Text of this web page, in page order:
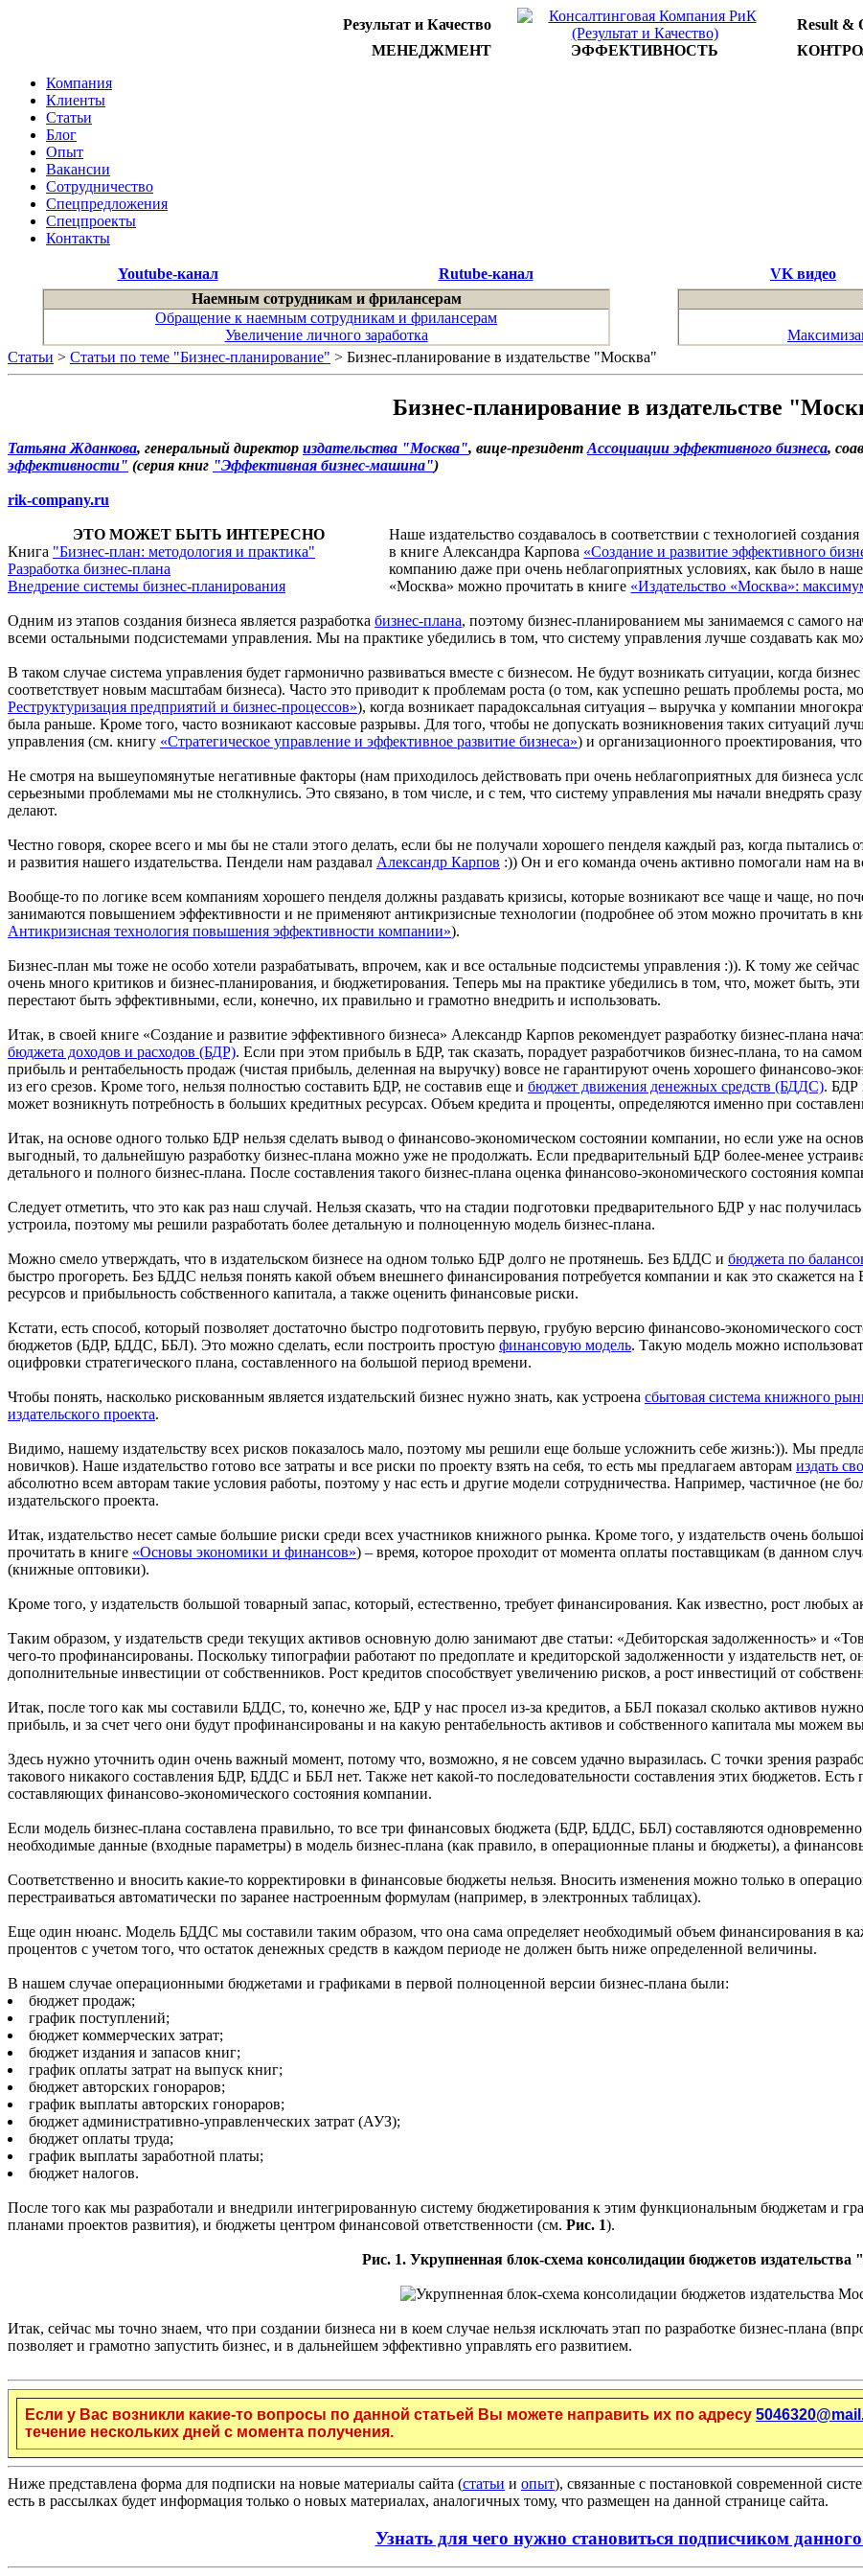
Результат и Качество
Result &
МЕНЕДЖМЕНТ
ЭФФЕКТИВНОСТЬ
Компания
Клиенты
Статьи
Блог
Опыт
Вакансии
Сотрудничество
Спецпредложения
Спецпроекты
Контакты
Youtube-канал Rutube-канал VK видео
Наемным сотрудникам и фрилансерам
Обращение к наемным сотрудникам и фрилансерам
Увеличение личного заработка
Статьи > Статьи по теме "Бизнес-планирование" > Бизнес-планирование в издательстве "Москва"
Бизнес-планирование в издательстве
Татьяна Жданкова, генеральный директор издательства "Москва", вице-президент Ассоциации эффективного бизнеса,
эффективности" (серия книг "Эффективная бизнес-машина")
rik-company.ru
ЭТО МОЖЕТ БЫТЬ ИНТЕРЕСНО
Книга "Бизнес-план: методология и практика"
Разработка бизнес-плана
Внедрение системы бизнес-планирования
Наше издательство создавалось в соответствии с технологией
в книге Александра Карпова «Создание и развитие эффективного
компанию даже при очень неблагоприятных условиях, как было в
«Москва» можно прочитать в книге «Издательство «Москва»:
Одним из этапов создания бизнеса является разработка бизнес-плана, поэтому бизнес-планированием мы занимаемся с самого
всеми остальными подсистемами управления. Мы на практике убедились в том, что систему управления лучше создавать как
В таком случае система управления будет гармонично развиваться вместе с бизнесом. Не будут возникать ситуации, когда
соответствует новым масштабам бизнеса). Часто это приводит к проблемам роста (о том, как успешно решать проблемы роста,
Реструктуризация предприятий и бизнес-процессов»), когда возникает парадоксальная ситуация – выручка у компании
была раньше. Кроме того, часто возникают кассовые разрывы. Для того, чтобы не допускать возникновения таких ситуаций
управления (см. книгу «Стратегическое управление и эффективное развитие бизнеса») и организационного проектирования,
Не смотря на вышеупомянутые негативные факторы (нам приходилось действовать при очень неблагоприятных для бизнеса
серьезными проблемами мы не столкнулись. Это связано, в том числе, и с тем, что систему управления мы начали внедрять
делают.
Честно говоря, скорее всего и мы бы не стали этого делать, если бы не получали хорошего пенделя каждый раз, когда
и развития нашего издательства. Пендели нам раздавал Александр Карпов :)) Он и его команда очень активно помогали нам на
Вообще-то по логике всем компаниям хорошего пенделя должны раздавать кризисы, которые возникают все чаще и чаще, но
занимаются повышением эффективности и не применяют антикризисные технологии (подробнее об этом можно прочитать в
Антикризисная технология повышения эффективности компании»).
Бизнес-план мы тоже не особо хотели разрабатывать, впрочем, как и все остальные подсистемы управления :)). К тому же
очень много критиков и бизнес-планирования, и бюджетирования. Теперь мы на практике убедились в том, что, может быть,
перестают быть эффективными, если, конечно, их правильно и грамотно внедрить и использовать.
Итак, в своей книге «Создание и развитие эффективного бизнеса» Александр Карпов рекомендует разработку бизнес-плана
бюджета доходов и расходов (БДР). Если при этом прибыль в БДР, так сказать, порадует разработчиков бизнес-плана, то на
прибыль и рентабельность продаж (чистая прибыль, деленная на выручку) вовсе не гарантируют очень хорошего финансово-
из его срезов. Кроме того, нельзя полностью составить БДР, не составив еще и бюджет движения денежных средств (БДДС). БДР
может возникнуть потребность в больших кредитных ресурсах. Объем кредита и проценты, определяются именно при
Итак, на основе одного только БДР нельзя сделать вывод о финансово-экономическом состоянии компании, но если уже на
выгодный, то дальнейшую разработку бизнес-плана можно уже не продолжать. Если предварительный БДР более-менее
детального и полного бизнес-плана. После составления такого бизнес-плана оценка финансово-экономического состояния
Следует отметить, что это как раз наш случай. Нельзя сказать, что на стадии подготовки предварительного БДР у нас
устроила, поэтому мы решили разработать более детальную и полноценную модель бизнес-плана.
Можно смело утверждать, что в издательском бизнесе на одном только БДР долго не протянешь. Без БДДС и бюджета по
быстро прогореть. Без БДДС нельзя понять какой объем внешнего финансирования потребуется компании и как это скажется
ресурсов и прибыльность собственного капитала, а также оценить финансовые риски.
Кстати, есть способ, который позволяет достаточно быстро подготовить первую, грубую версию финансово-экономического
бюджетов (БДР, БДДС, ББЛ). Это можно сделать, если построить простую финансовую модель. Такую модель можно
оцифровки стратегического плана, составленного на большой период времени.
Чтобы понять, насколько рискованным является издательский бизнес нужно знать, как устроена сбытовая система книжного
издательского проекта.
Видимо, нашему издательству всех рисков показалось мало, поэтому мы решили еще больше усложнить себе жизнь:)). Мы
новичков). Наше издательство готово все затраты и все риски по проекту взять на себя, то есть мы предлагаем авторам издать
абсолютно всем авторам такие условия работы, поэтому у нас есть и другие модели сотрудничества. Например, частичное (не
издательского проекта.
Итак, издательство несет самые большие риски среди всех участников книжного рынка. Кроме того, у издательств очень
прочитать в книге «Основы экономики и финансов») – время, которое проходит от момента оплаты поставщикам (в данном
(книжные оптовики).
Кроме того, у издательств большой товарный запас, который, естественно, требует финансирования. Как известно, рост любых
Таким образом, у издательств среди текущих активов основную долю занимают две статьи: «Дебиторская задолженность» и
чего-то профинансированы. Поскольку типографии работают по предоплате и кредиторской задолженности у издательств
дополнительные инвестиции от собственников. Рост кредитов способствует увеличению рисков, а рост инвестиций от
Итак, после того как мы составили БДДС, то, конечно же, БДР у нас просел из-за кредитов, а ББЛ показал сколько активов
прибыль, и за счет чего они будут профинансированы и на какую рентабельность активов и собственного капитала мы можем
Здесь нужно уточнить один очень важный момент, потому что, возможно, я не совсем удачно выразилась. С точки зрения
такового никакого составления БДР, БДДС и ББЛ нет. Также нет какой-то последовательности составления этих бюджетов.
составляющих финансово-экономического состояния компании.
Если модель бизнес-плана составлена правильно, то все три финансовых бюджета (БДР, БДДС, ББЛ) составляются
необходимые данные (входные параметры) в модель бизнес-плана (как правило, в операционные планы и бюджеты), а
Соответственно и вносить какие-то корректировки в финансовые бюджеты нельзя. Вносить изменения можно только в
перестраиваться автоматически по заранее настроенным формулам (например, в электронных таблицах).
Еще один нюанс. Модель БДДС мы составили таким образом, что она сама определяет необходимый объем финансирования в
процентов с учетом того, что остаток денежных средств в каждом периоде не должен быть ниже определенной величины.
В нашем случае операционными бюджетами и графиками в первой полноценной версии бизнес-плана были:
бюджет продаж;
график поступлений;
бюджет коммерческих затрат;
бюджет издания и запасов книг;
график оплаты затрат на выпуск книг;
бюджет авторских гонораров;
график выплаты авторских гонораров;
бюджет административно-управленческих затрат (АУЗ);
бюджет оплаты труда;
график выплаты заработной платы;
бюджет налогов.
После того как мы разработали и внедрили интегрированную систему бюджетирования к этим функциональным бюджетам и
планами проектов развития), и бюджеты центром финансовой ответственности (см. Рис. 1).
Рис. 1. Укрупненная блок-схема консолидации бюджетов
Итак, сейчас мы точно знаем, что при создании бизнеса ни в коем случае нельзя исключать этап по разработке бизнес-плана
позволяет и грамотно запустить бизнес, и в дальнейшем эффективно управлять его развитием.
Если у Вас возникли какие-то вопросы по данной статьей Вы можете направить их по адресу
течение нескольких дней с момента получения.
Ниже представлена форма для подписки на новые материалы сайта (статьи и опыт), связанные с постановкой современной
есть в рассылках будет информация только о новых материалах, аналогичных тому, что размещен на данной странице сайта.
Узнать для чего нужно становиться подписчиком